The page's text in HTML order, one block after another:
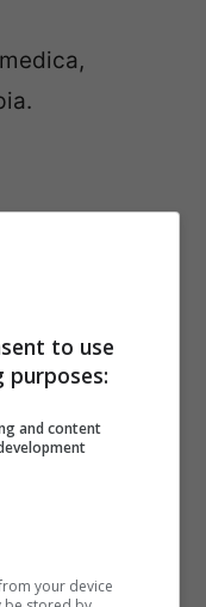
to use
and content
your device